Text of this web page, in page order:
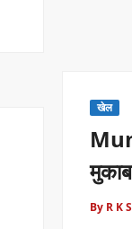
खेल
By R K